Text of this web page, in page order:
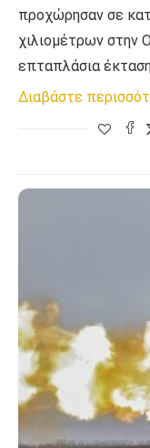
προχώρησαν σε
χιλιομέτρων στην
επταπλάσια
Διαβάστε